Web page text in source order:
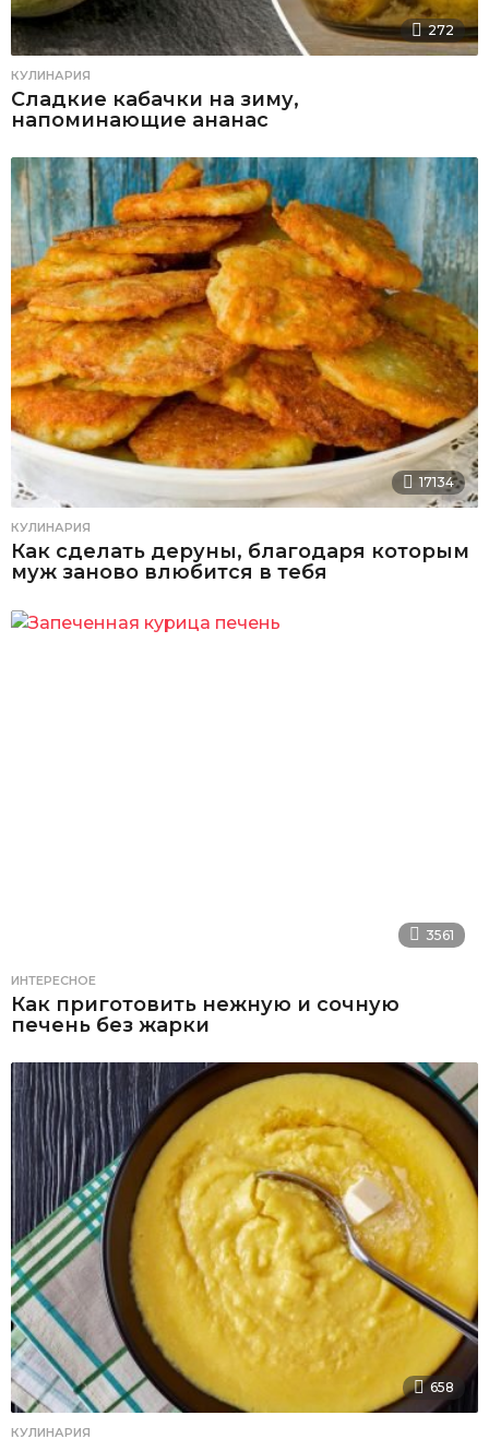
272
КУЛИНАРИЯ
Сладкие кабачки на зиму,
напоминающие ананас
17134
КУЛИНАРИЯ
Как сделать деруны, благодаря которым
муж заново влюбится в тебя
3561
ИНТЕРЕСНОЕ
Как приготовить нежную и сочную
печень без жарки
658
КУЛИНАРИЯ